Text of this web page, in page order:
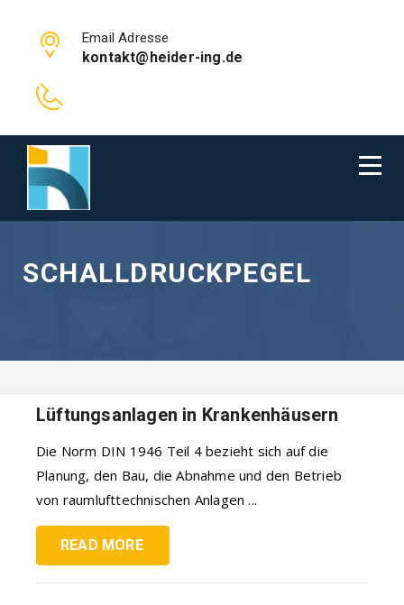
Email Adresse
kontakt@heider-ing.de
SCHALLDRUCKPEGEL
Lüftungsanlagen in Krankenhäusern
Die Norm DIN 1946 Teil 4 bezieht sich auf die
Planung, den Bau, die Abnahme und den Betrieb
von raumlufttechnischen Anlagen ...
READ MORE